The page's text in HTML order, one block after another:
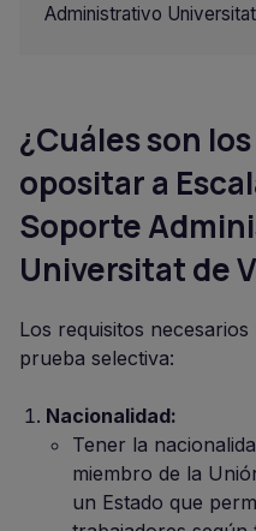
Administrativo
¿Cuáles son
opositar a
Soporte
Universitat de
Los requisitos
prueba selectiva:
Nacionalidad:
Tener la
miembro de la
un Estado que